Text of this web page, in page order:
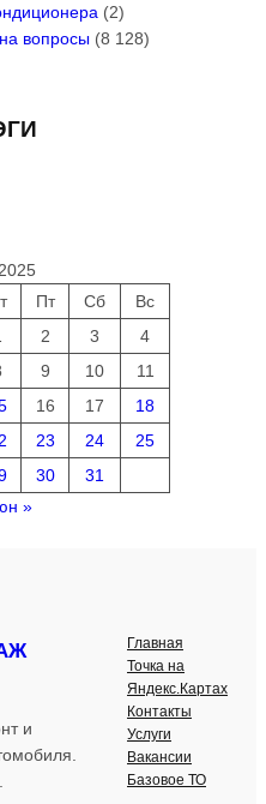
(2)
вопросы (8 128)
Пт Сб
Вс
2 3
4
9 10
11
16 17
18
23 24
25
30
31
»
и
Главная
Точка на
Яндекс.Картах
Контакты
Услуги
Вакансии
Базовое ТО